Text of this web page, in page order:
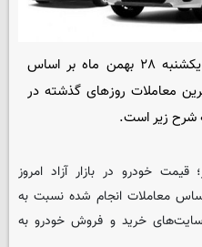
قیمت خودرو در بازار آزاد امروز یکشنبه ۲۸ بهمن ماه بر اساس
معاملات روزهای گذشته در
شرح زیر است.
؛ قیمت خودرو در بازار آزاد امروز
بر اساس معاملات انجام شده نسبت به
خرید و فروش خودرو به